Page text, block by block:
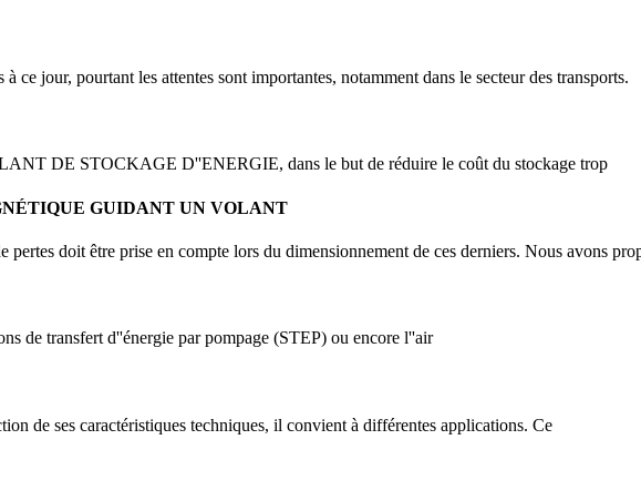
ce jour, pourtant les attentes sont importantes, notamment dans le secteur des transports.
DE STOCKAGE D''ENERGIE, dans le but de réduire le coût du stockage trop
GUIDANT UN VOLANT
doit être prise en compte lors du dimensionnement de ces derniers. Nous avons
de transfert d''énergie par pompage (STEP) ou encore l''air
de ses caractéristiques techniques, il convient à différentes applications. Ce